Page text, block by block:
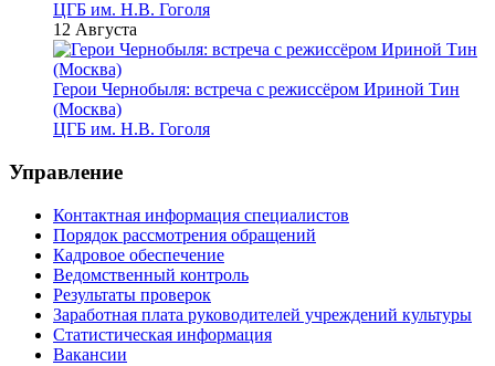
ЦГБ им. Н.В. Гоголя
12 Августа
Герои Чернобыля: встреча с режиссёром Ириной Тин
(Москва)
ЦГБ им. Н.В. Гоголя
Управление
Контактная информация специалистов
Порядок рассмотрения обращений
Кадровое обеспечение
Ведомственный контроль
Результаты проверок
Заработная плата руководителей учреждений культуры
Статистическая информация
Вакансии